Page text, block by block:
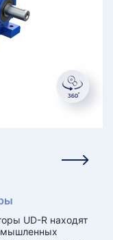
UD-R находят